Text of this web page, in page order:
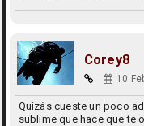
Corey8
10
Quizás cueste un poco
sublime que hace que te